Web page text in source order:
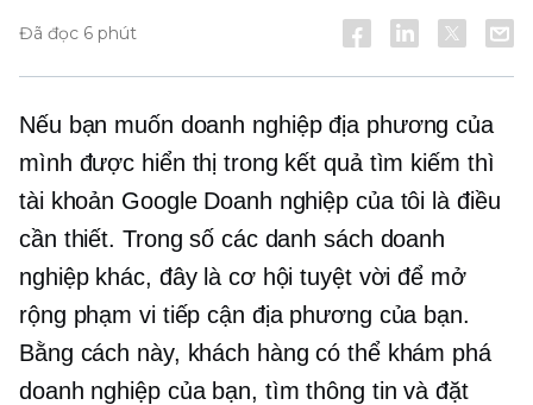
Đã đọc 6 phút
Nếu bạn muốn doanh nghiệp địa phương của
mình được hiển thị trong kết quả tìm kiếm thì
tài khoản Google Doanh nghiệp của tôi là điều
cần thiết. Trong số các danh sách doanh
nghiệp khác, đây là cơ hội tuyệt vời để mở
rộng phạm vi tiếp cận địa phương của bạn.
Bằng cách này, khách hàng có thể khám phá
doanh nghiệp của bạn, tìm thông tin và đặt